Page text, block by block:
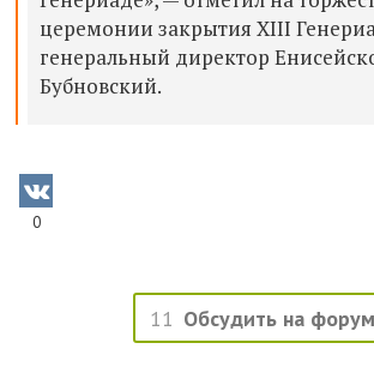
церемонии закрытия XIII
генеральный директор
Бубновский.
0
11 Обсудить на